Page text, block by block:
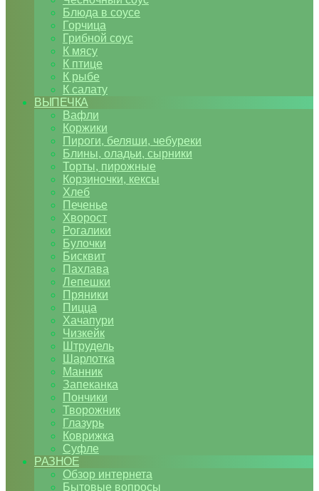
Блюда в соусе
Горчица
Грибной соус
К мясу
К птице
К рыбе
К салату
ВЫПЕЧКА
Вафли
Коржики
Пироги, беляши, чебуреки
Блины, оладьи, сырники
Торты, пирожные
Корзиночки, кексы
Хлеб
Печенье
Хворост
Рогалики
Булочки
Бисквит
Пахлава
Лепешки
Пряники
Пицца
Хачапури
Чизкейк
Штрудель
Шарлотка
Манник
Запеканка
Пончики
Творожник
Глазурь
Коврижка
Суфле
РАЗНОЕ
Обзор интернета
Бытовые вопросы